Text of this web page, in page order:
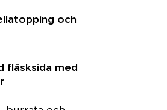
och
fläsksida med